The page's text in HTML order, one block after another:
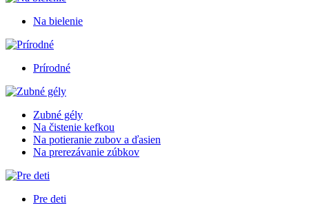
Na bielenie
Prírodné
Zubné gély
Na čistenie kefkou
Na potieranie zubov a ďasien
Na prerezávanie zúbkov
Pre deti